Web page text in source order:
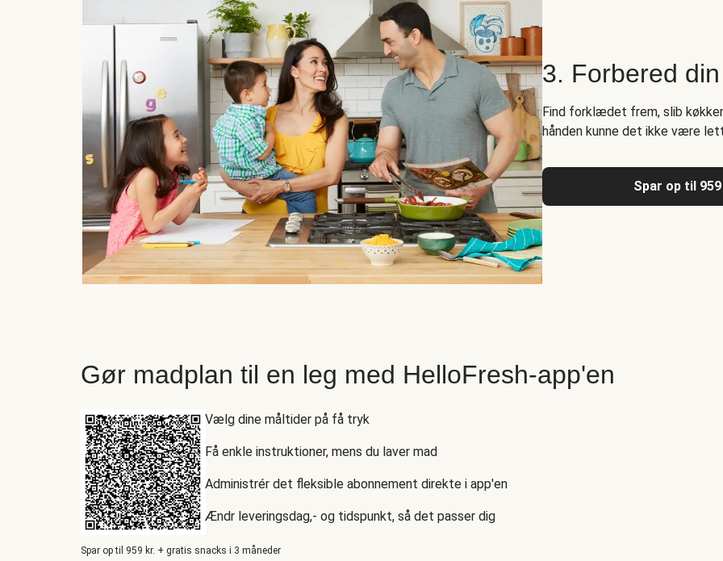
3. Forbered
Find forklædet frem, slib
hånden kunne det ikke være
Spar op til
Gør madplan til en leg med HelloFresh-app'en
Vælg dine måltider på få tryk
Få enkle instruktioner, mens du laver mad
Administrér det fleksible abonnement direkte i app'en
Ændr leveringsdag,- og tidspunkt, så det passer dig
Spar op til 959 kr. + gratis snacks i 3 måneder